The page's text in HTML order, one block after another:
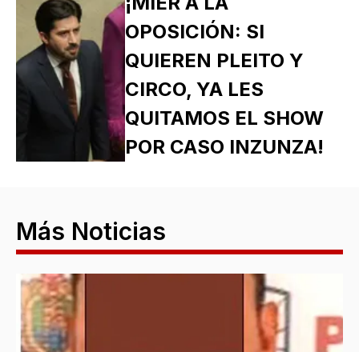
OPOSICIÓN: SI
QUIEREN PLEITO Y
CIRCO, YA LES
QUITAMOS EL SHOW
POR CASO INZUNZA!
Más Noticias